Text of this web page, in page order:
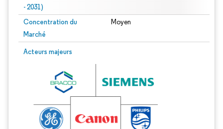
- 2031)
Concentration du
Marché
Moyen
Acteurs majeurs
Image © Mordor Intelligence. La réutilisation nécessite une attribution sous CC